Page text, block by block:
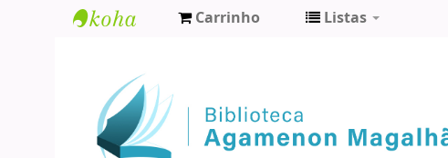
Agamenon
Magalhães
Carrinho Listas